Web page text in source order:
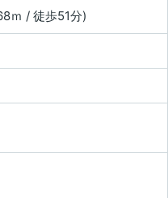
ｍ / 徒歩51分)